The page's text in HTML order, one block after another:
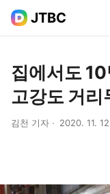
JTBC
집에서도
고강도 거리
김천 기자 2020. 11.